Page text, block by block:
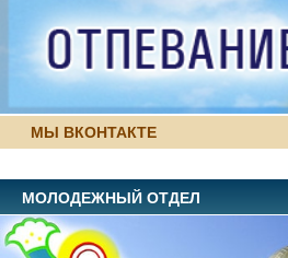
МЫ ВКОНТАКТЕ
МОЛОДЕЖНЫЙ ОТДЕЛ